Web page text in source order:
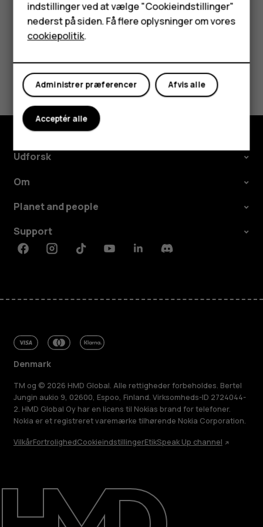
HMD Terra M
Tablets
Min konto
Om
Reparer, genbrug, genanvend
Support
Synes du, dette var nyttigt?
Ja Nej
Udforsk
Om
Planet and people
Support
FacebookInstagramTiktokYoutubeLinkedinDiscord
Denmark
TM og © 2026 HMD Global. Alle rettigheder forbeholdes. Bertel
Jungin aukio 9, 02600, Espoo, Finland. Virksomheds-ID 2724044-
2. HMD Global Oy har en licens til Nokias brand for telefoner.
Nokia er et registreret varemærke tilhørende Nokia Corporation.
VilkårFortrolighedCookieindstillingerEtikSpeak Up channel
indstillinger ved at vælge "Cookieindstillinger"
nederst på siden. Få flere oplysninger om vores
cookiepolitik.
Afvis alle
Administrer præferencer
Acceptér alle